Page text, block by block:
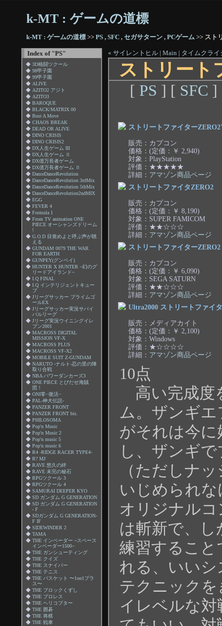
k-MT : ゲームの道標
k-MT : ゲームの道標>>PS,SFC,セガサターン,PCゲーム>> スト
Index of "PS"
◆ 3D格闘ツクール
◆ 98甲子園
◆ 99甲子園
◆ ALIVE
◆ AZITO2 アジト
◆ AZITO3
◆ BAROQUE
◆ BLACK/MATRIX 00
◆ Bust A Move
◆ CHAOS BREAK
◆ DEAD OR ALIVE
◆ DINO CRISIS
◆ DINO CRISIS2
◆ DX人生ゲーム III
◆ DX人生ゲーム Ⅱ
◆ DX億万長者ゲーム
◆ DX億万長者ゲーム Ⅱ
◆ DanceDanceRevolution
◆ DanceDanceRevolution 3rdMix
◆ DanceDanceRevolution 5thMix
◆ DanceDanceRevolution2ndMIX
◆ EGG
◆ FEVER 4
◆ Formula 1
◆ From TV animation ONE
PIECE オーシャンズドリーム
!
◆ G.O.D 目覚めよと呼ぶ声が聴
える
◆ GUNDAM 0079 THE WAR
FOR EARTH
◆ GUNPEY(グンペイ)
◆ HUNTER X HUNTER ~幻のグ
リードアイランド~
◆ I.Q FINAL
◆ I.Q インテリジェントキュー
ブ
◆ Jリーグサッカー プライムゴ
ールEX
◆ Jリーグサッカー実況サバイ
バルリーグ
◆ Jリーグ実況ウイニングイレ
ブン2001
◆ MACROSS DIGITAL
MISSION VF-X
◆ MACROSS PLUS
◆ MACROSS VF-X2
◆ MOBILE SUIT Z-GUNDAM
◆ NARUTO -ナルト-忍の里の陣
取り合戦
◆ NBA パワーダンカーズ3
◆ ONE PIECE とびだせ海賊
団！
◆ ONI零−復活−
◆ PAL-神犬伝説-
◆ PANZER FRONT
◆ PANZER FRONT bis.
◆ PHILOSOMA
◆ Pop'n Music
◆ Pop'n Music 2
◆ Pop'n music 5
◆ Pop'n music 6
◆ R4 -RIDGE RACER TYPE4-
◆ R? MJ
◆ RAVE 悠久の絆
◆ RAVE 未完の秘石
◆ RPGツクール 3
◆ RPGツクール 4
◆ SAMURAI DEEPER KYO
◆ SD ガンダム G GENERATION
◆ SD ガンダム G GENERATION
- F
◆ SDガンダム G GENERATION-
F IF
◆ SIDEWINDER 2
◆ TAMA
◆ THE インベーダー ~スペース
インベーダー1500~
◆ THE ガンシューティング
◆ THE クイズ
◆ THE スナイパー
◆ THE テニス
◆ THE バスケット 〜1on1プラ
ス〜
◆ THE ブロックくずし
◆ THE プロレス
◆ THE ヘリコプター
◆ THE 囲碁
◆ THE 将棋
◆ THE 戦車
« サイレントヒル|Main|タイムクライ
ストリート
[ PS ] [ SFC ]
ストリートファイター
販売：カプコン
価格：(定価：￥ 2,940)
対象：PlayStation
評価：★★★★★
詳細： アマゾン商品ページ
ストリートファイタZERO2
販売：カプコン
価格：(定価：￥ 8,190)
対象：SUPER FAMICOM
評価：★★☆☆☆
詳細： アマゾン商品ページ
ストリートファイターZERO2
販売：カプコン
価格：(定価：￥ 6,090)
対象：SEGA SATURN
評価：★★☆☆☆
詳細： アマゾン商品ページ
Ultra2000 ストリートファイ
販売：メディアカイト
価格：(定価：￥ 2,100)
対象：Windows
評価：★☆☆☆☆
詳細： アマゾン商品ページ
10点
高い完成度
ム。ザンギ
がそれは今
し、ザンギ
（ただしナ
いじめられ
オリジナル
は斬新で、
練習すること
れる、いい
テクニック
イレベルな